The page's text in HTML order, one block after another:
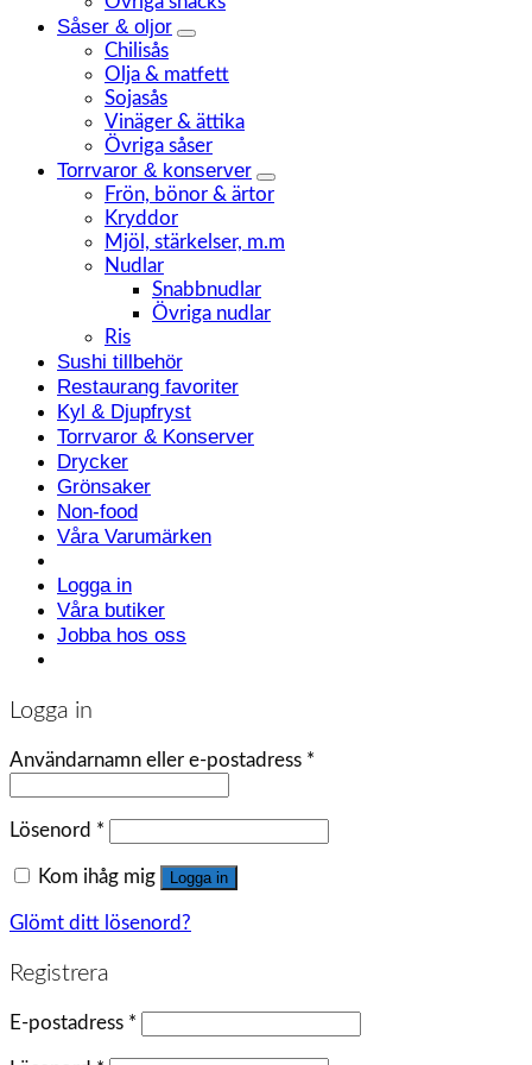
Såser & oljor
Chilisås
Olja & matfett
Sojasås
Vinäger & ättika
Övriga såser
Torrvaror & konserver
Frön, bönor & ärtor
Kryddor
Mjöl, stärkelser, m.m
Nudlar
Snabbnudlar
Övriga nudlar
Ris
Sushi tillbehör
Restaurang favoriter
Kyl & Djupfryst
Torrvaror & Konserver
Drycker
Grönsaker
Non-food
Våra Varumärken
Logga in
Våra butiker
Jobba hos oss
Logga in
Användarnamn eller e-postadress *
Lösenord *
Kom ihåg mig Logga in
Glömt ditt lösenord?
Registrera
E-postadress *